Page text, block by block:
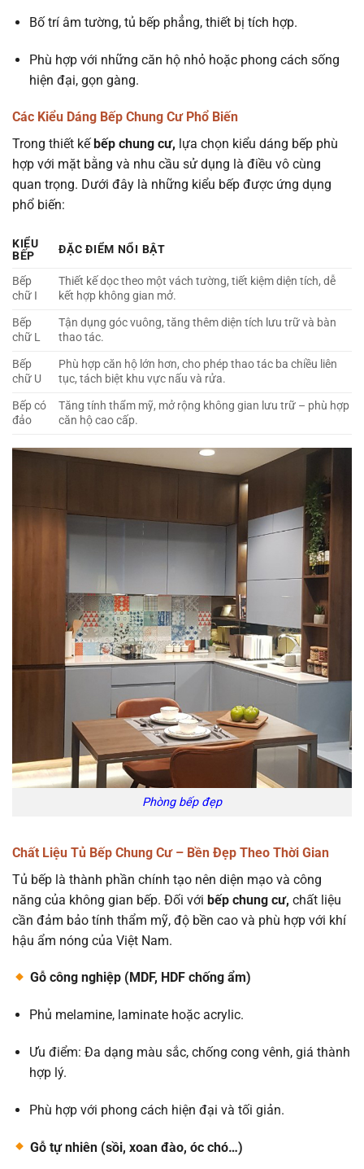
Bố trí âm tường, tủ bếp phẳng, thiết bị tích hợp.
Phù hợp với những căn hộ nhỏ hoặc phong cách sống
hiện đại, gọn gàng.
Các Kiểu Dáng Bếp Chung Cư Phổ Biến
Trong thiết kế bếp chung cư, lựa chọn kiểu dáng bếp phù
hợp với mặt bằng và nhu cầu sử dụng là điều vô cùng
quan trọng. Dưới đây là những kiểu bếp được ứng dụng
phổ biến:
KIỂU
BẾP
ĐẶC ĐIỂM NỔI BẬT
Bếp
chữ I
Thiết kế dọc theo một vách tường, tiết kiệm diện tích, dễ
kết hợp không gian mở.
Bếp
chữ L
Tận dụng góc vuông, tăng thêm diện tích lưu trữ và bàn
thao tác.
Bếp
chữ U
Phù hợp căn hộ lớn hơn, cho phép thao tác ba chiều liên
tục, tách biệt khu vực nấu và rửa.
Bếp có
đảo
Tăng tính thẩm mỹ, mở rộng không gian lưu trữ – phù hợp
căn hộ cao cấp.
Phòng bếp đẹp
Chất Liệu Tủ Bếp Chung Cư – Bền Đẹp Theo Thời Gian
Tủ bếp là thành phần chính tạo nên diện mạo và công
năng của không gian bếp. Đối với bếp chung cư, chất liệu
cần đảm bảo tính thẩm mỹ, độ bền cao và phù hợp với khí
hậu ẩm nóng của Việt Nam.
Gỗ công nghiệp (MDF, HDF chống ẩm)
Phủ melamine, laminate hoặc acrylic.
Ưu điểm: Đa dạng màu sắc, chống cong vênh, giá thành
hợp lý.
Phù hợp với phong cách hiện đại và tối giản.
Gỗ tự nhiên (sồi, xoan đào, óc chó…)